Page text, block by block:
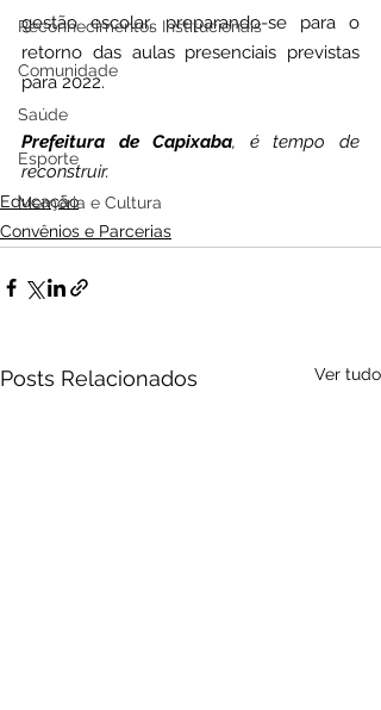
Reconhecimentos Institucionais
Comunidade
Saúde
Esporte
Memória e Cultura
gestão escolar, preparando-se para o
retorno das aulas presenciais previstas
para 2022.
Prefeitura de Capixaba, é tempo de
reconstruir.
Educação
Convênios e Parcerias
Posts Relacionados Ver tudo